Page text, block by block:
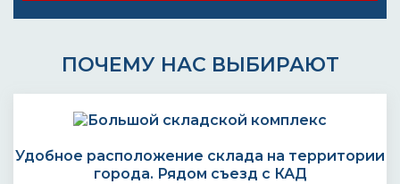
ПОЧЕМУ НАС ВЫБИРАЮТ
Удобное расположение склада на территории
города. Рядом съезд с КАД